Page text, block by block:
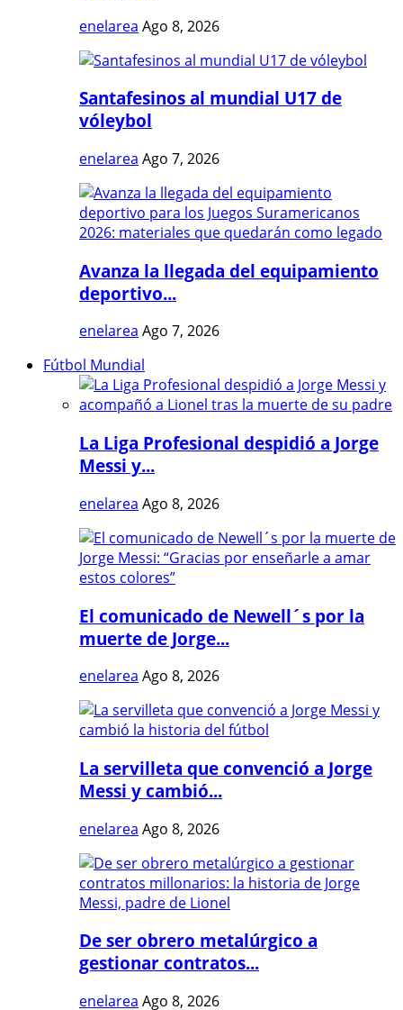
enelarea Ago 8, 2026
Santafesinos al mundial U17 de
vóleybol
enelarea Ago 7, 2026
Avanza la llegada del equipamiento
deportivo...
enelarea Ago 7, 2026
Fútbol Mundial
La Liga Profesional despidió a Jorge
Messi y...
enelarea Ago 8, 2026
El comunicado de Newell´s por la
muerte de Jorge...
enelarea Ago 8, 2026
La servilleta que convenció a Jorge
Messi y cambió...
enelarea Ago 8, 2026
De ser obrero metalúrgico a
gestionar contratos...
enelarea Ago 8, 2026